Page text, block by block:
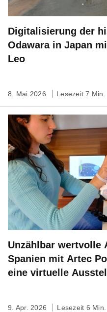
Digitalisierung der
Odawara in Japan
Leo
8. Mai 2026 Lesezeit 7 Min.
Unzählbar wertvolle
Spanien mit Artec
eine virtuelle
9. Apr. 2026 Lesezeit 6 Min.